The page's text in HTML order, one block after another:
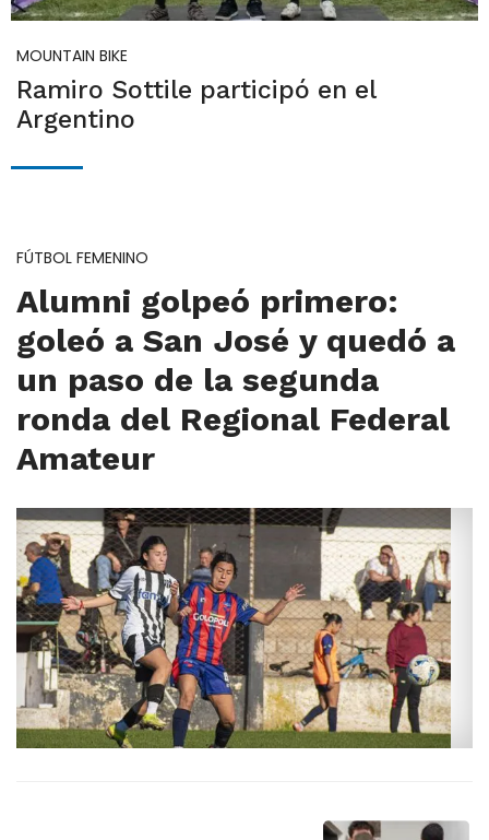
MOUNTAIN BIKE
Ramiro Sottile participó en el
Argentino
FÚTBOL FEMENINO
Alumni golpeó primero:
goleó a San José y quedó a
un paso de la segunda
ronda del Regional Federal
Amateur